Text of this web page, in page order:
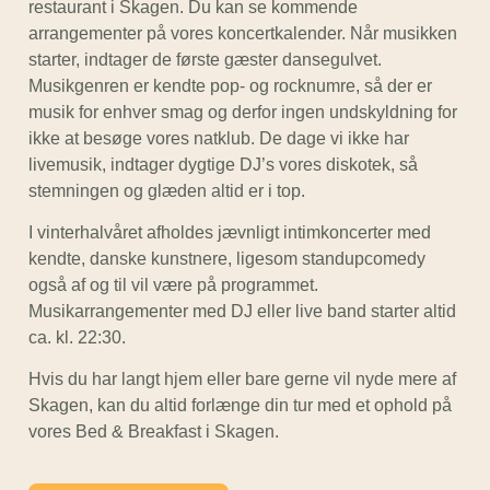
restaurant i Skagen. Du kan se kommende
arrangementer på vores koncertkalender. Når musikken
starter, indtager de første gæster dansegulvet.
Musikgenren er kendte pop- og rocknumre, så der er
musik for enhver smag og derfor ingen undskyldning for
ikke at besøge vores natklub. De dage vi ikke har
livemusik, indtager dygtige DJ’s vores diskotek, så
stemningen og glæden altid er i top.
I vinterhalvåret afholdes jævnligt intimkoncerter med
kendte, danske kunstnere, ligesom standupcomedy
også af og til vil være på programmet.
Musikarrangementer med DJ eller live band starter altid
ca. kl. 22:30.
Hvis du har langt hjem eller bare gerne vil nyde mere af
Skagen, kan du altid forlænge din tur med et ophold på
vores Bed & Breakfast i Skagen.